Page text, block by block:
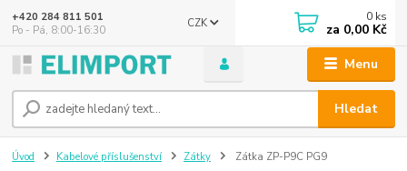
Menu
CZK
Hledat
+420 284 811 501
Po - Pá, 8:00-16:30
0 ks
za 0,00 Kč
Úvod Kabelové příslušenství Zátky Zátka ZP-P9C PG9